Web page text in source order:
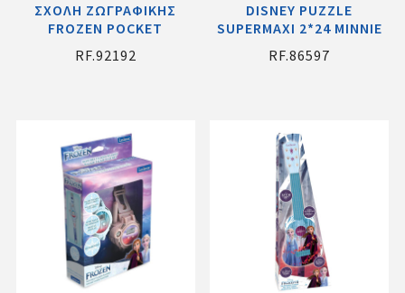
ΣΧΟΛΗ ΖΩΓΡΑΦΙΚΗΣ
FROZEN POCKET
RF.92192
DISNEY PUZZLE
SUPERMAXI 2*24 MINNIE
RF.86597